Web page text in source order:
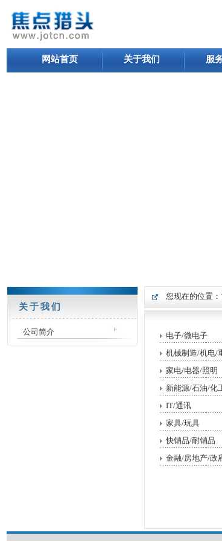
网站首页 关于我们 服
关于我们
公司简介
您现在的位置：
电子/微电子
机械制造/机电/
家电/电器/照明
新能源/石油/化
IT/通讯
家具/玩具
快销品/耐销品
金融/房地产/政